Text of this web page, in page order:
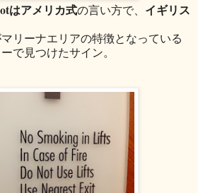
はアメリカ式の言い方で、 イギリス
リーナエリアの特徴となっている
で見つけたサイン。